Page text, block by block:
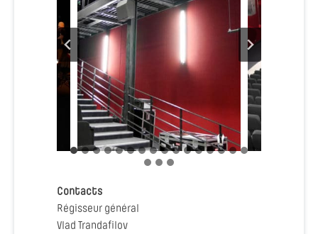
Contacts
Régisseur général
Vlad Trandafilov